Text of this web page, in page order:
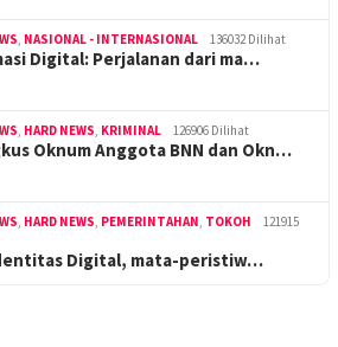
, NASIONAL - INTERNASIONAL 136032 Dilihat
Digital: Perjalanan dari ma…
, HARD NEWS, KRIMINAL 126906 Dilihat
Oknum Anggota BNN dan Okn…
, HARD NEWS, PEMERINTAHAN, TOKOH
121915
Digital, mata-peristiw…